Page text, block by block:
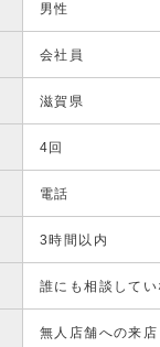
男性
会社員
滋賀県
4回
電話
3時間以内
誰にも相談してい
無人店舗への来店